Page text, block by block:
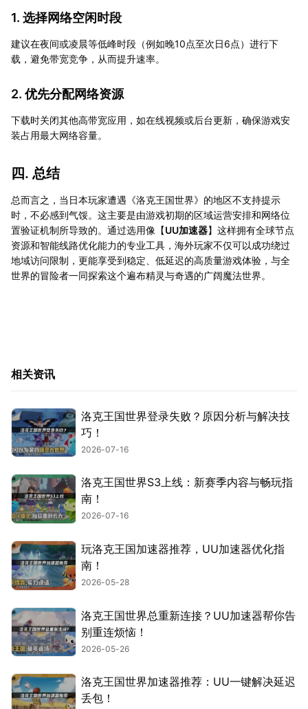
1. 选择网络空闲时段
建议在夜间或凌晨等低峰时段（例如晚10点至次日6点）进行下
载，避免带宽竞争，从而提升速率。
2. 优先分配网络资源
下载时关闭其他高带宽应用，如在线视频或后台更新，确保游戏安
装占用最大网络容量。
四. 总结
总而言之，当日本玩家遭遇《洛克王国世界》的地区不支持提示
时，不必感到气馁。这主要是由游戏初期的区域运营安排和网络位
置验证机制所导致的。通过选用像【UU加速器】这样拥有全球节点
资源和智能线路优化能力的专业工具，海外玩家不仅可以成功绕过
地域访问限制，更能享受到稳定、低延迟的高质量游戏体验，与全
世界的冒险者一同探索这个遍布精灵与奇遇的广阔魔法世界。
相关资讯
洛克王国世界登录失败？原因分析与解决技
巧！
2026-07-16
洛克王国世界S3上线：新赛季内容与畅玩指
南！
2026-07-16
玩洛克王国加速器推荐，UU加速器优化指
南！
2026-05-28
洛克王国世界总重新连接？UU加速器帮你告
别重连烦恼！
2026-05-26
洛克王国世界加速器推荐：UU一键解决延迟
丢包！